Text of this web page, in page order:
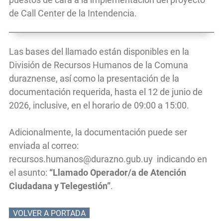
de Call Center de la Intendencia.
Las bases del llamado están disponibles en la
División de Recursos Humanos de la Comuna
duraznense, así como la presentación de la
documentación requerida, hasta el 12 de junio de
2026, inclusive, en el horario de 09:00 a 15:00.
Adicionalmente, la documentación puede ser
enviada al correo:
recursos.humanos@durazno.gub.uy indicando en
el asunto: “Llamado Operador/a de Atención
Ciudadana y Telegestión”.
VOLVER A PORTADA